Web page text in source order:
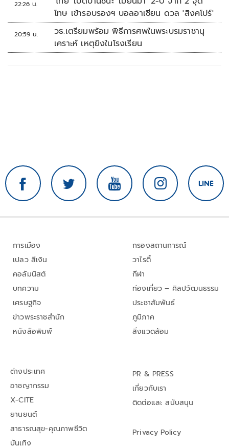
22:26 น.
โทษ เข้ารอบรองฯ บอลอาเซียน ดวล 'สิงคโปร์'
20:59 น.
วธ.เตรียมพร้อม พิธีการศพในพระบรมราชานุ
เคราะห์ เหตุยิงในโรงเรียน
การเมือง
เปลว สีเงิน
คอลัมนิสต์
บทความ
เศรษฐกิจ
ข่าวพระราชสำนัก
หนังสือพิมพ์
กรองสถานการณ์
วาไรตี้
กีฬา
ท่องเที่ยว – ศิลปวัฒนธรรม
ประชาสัมพันธ์
ภูมิภาค
สิ่งแวดล้อม
ต่างประเทศ
อาชญากรรม
X-CITE
ยานยนต์
สาธารณสุข-คุณภาพชีวิต
บันเทิง
PR & PRESS
เกี่ยวกับเรา
ติดต่อและ สนับสนุน
Privacy Policy